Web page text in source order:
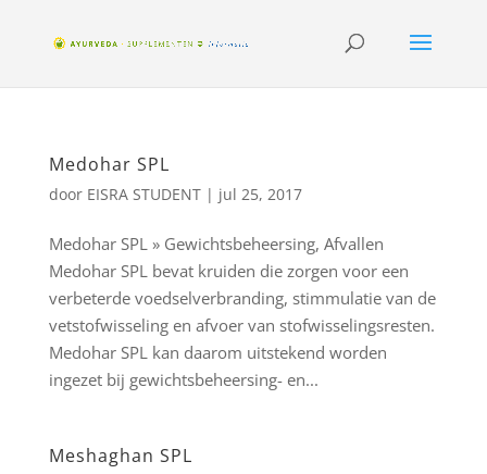
Medohar SPL
door EISRA STUDENT| jul 25, 2017
Medohar SPL » Gewichtsbeheersing, Afvallen
Medohar SPL bevat kruiden die zorgen voor een
verbeterde voedselverbranding, stimmulatie van de
vetstofwisseling en afvoer van stofwisselingsresten.
Medohar SPL kan daarom uitstekend worden
ingezet bij gewichtsbeheersing- en...
Meshaghan SPL